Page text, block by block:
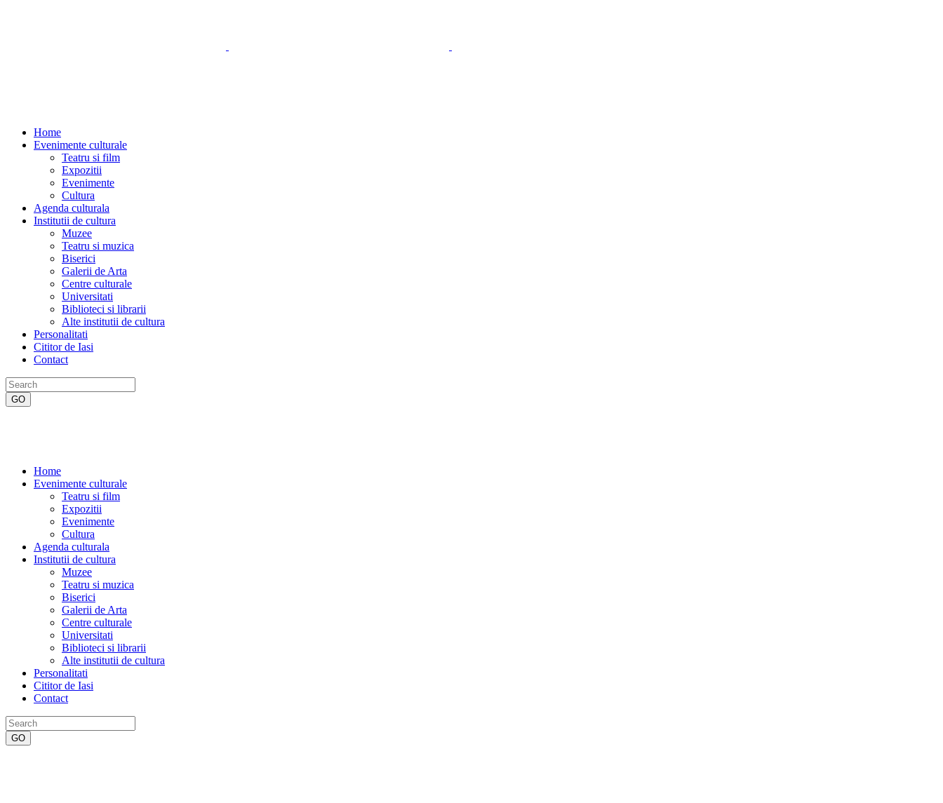
Home
Evenimente culturale
Teatru si film
Expozitii
Evenimente
Cultura
Agenda culturala
Institutii de cultura
Muzee
Teatru si muzica
Biserici
Galerii de Arta
Centre culturale
Universitati
Biblioteci si librarii
Alte institutii de cultura
Personalitati
Cititor de Iasi
Contact
Home
Evenimente culturale
Teatru si film
Expozitii
Evenimente
Cultura
Agenda culturala
Institutii de cultura
Muzee
Teatru si muzica
Biserici
Galerii de Arta
Centre culturale
Universitati
Biblioteci si librarii
Alte institutii de cultura
Personalitati
Cititor de Iasi
Contact